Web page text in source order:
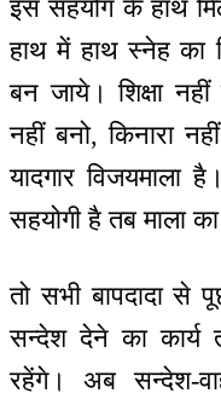
इस सहयोग के हाथ
हाथ में हाथ स्नेह का
बन जाये। शिक्षा
नहीं बनो, किनारा
यादगार
सहयोगी है तब माला
तो सभी बापदादा से
सन्देश देने का कार्य
रहेंगे। अब सन्देश-